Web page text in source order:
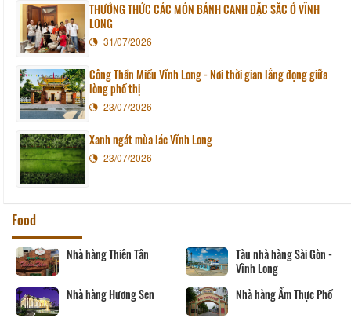
THƯỞNG THỨC CÁC MÓN BÁNH CANH ĐẶC SẮC Ở VĨNH
LONG
31/07/2026
Công Thần Miếu Vĩnh Long - Nơi thời gian lắng đọng giữa
lòng phố thị
23/07/2026
Xanh ngát mùa lác Vĩnh Long
23/07/2026
Food
Nhà hàng Thiên Tân
Tàu nhà hàng Sài Gòn -
Vĩnh Long
Nhà hàng Hương Sen
Nhà hàng Ẩm Thực Phố